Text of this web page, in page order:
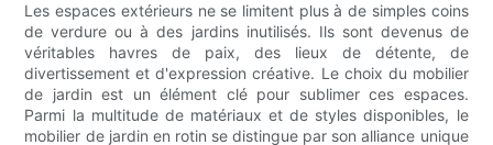
Les espaces extérieurs ne se limitent plus à de simples coins
de verdure ou à des jardins inutilisés. Ils sont devenus de
véritables havres de paix, des lieux de détente, de
divertissement et d'expression créative. Le choix du mobilier
de jardin est un élément clé pour sublimer ces espaces.
Parmi la multitude de matériaux et de styles disponibles, le
mobilier de jardin en rotin se distingue par son alliance unique